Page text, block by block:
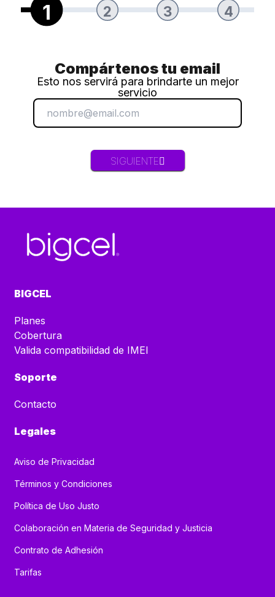
1 2 3 4
Compártenos tu email
Esto nos servirá para brindarte un mejor
servicio
SIGUIENTE
BIGCEL
Planes
Cobertura
Valida compatibilidad de IMEI
Soporte
Contacto
Legales
Aviso de Privacidad
Términos y Condiciones
Política de Uso Justo
Colaboración en Materia de Seguridad y Justicia
Contrato de Adhesión
Tarifas